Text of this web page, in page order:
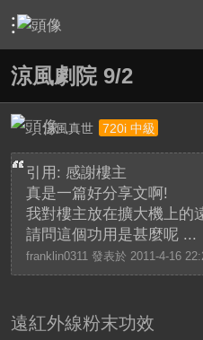
› 家庭劇院 › 我的家庭劇院 ›
涼風劇院 9/2
涼風真世 720i 中級
引用: 感謝樓主
真是一篇好分享文啊!
我對樓主放在擴大機上的
請問這個功用是甚麼呢 ...
franklin0311 發表於 2011-4-16
遠紅外線粉末功效